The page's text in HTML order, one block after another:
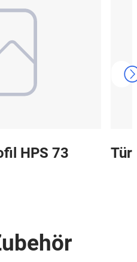
HPS 73